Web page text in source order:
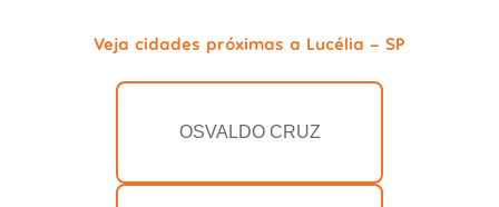
Veja cidades próximas a Lucélia - SP
OSVALDO CRUZ